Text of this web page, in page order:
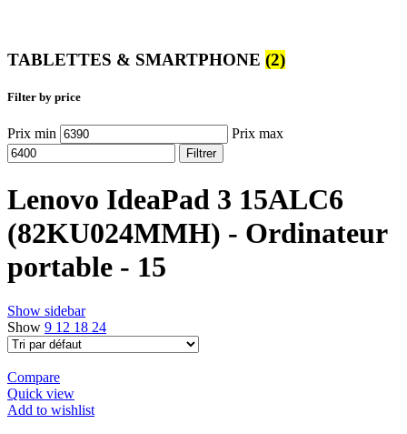
TABLETTES & SMARTPHONE (2)
Filter by price
Prix min Prix max
Filtrer
Lenovo IdeaPad 3 15ALC6
(82KU024MMH) - Ordinateur
portable - 15
Show sidebar
Show 9 12 18 24
Compare
Quick view
Add to wishlist